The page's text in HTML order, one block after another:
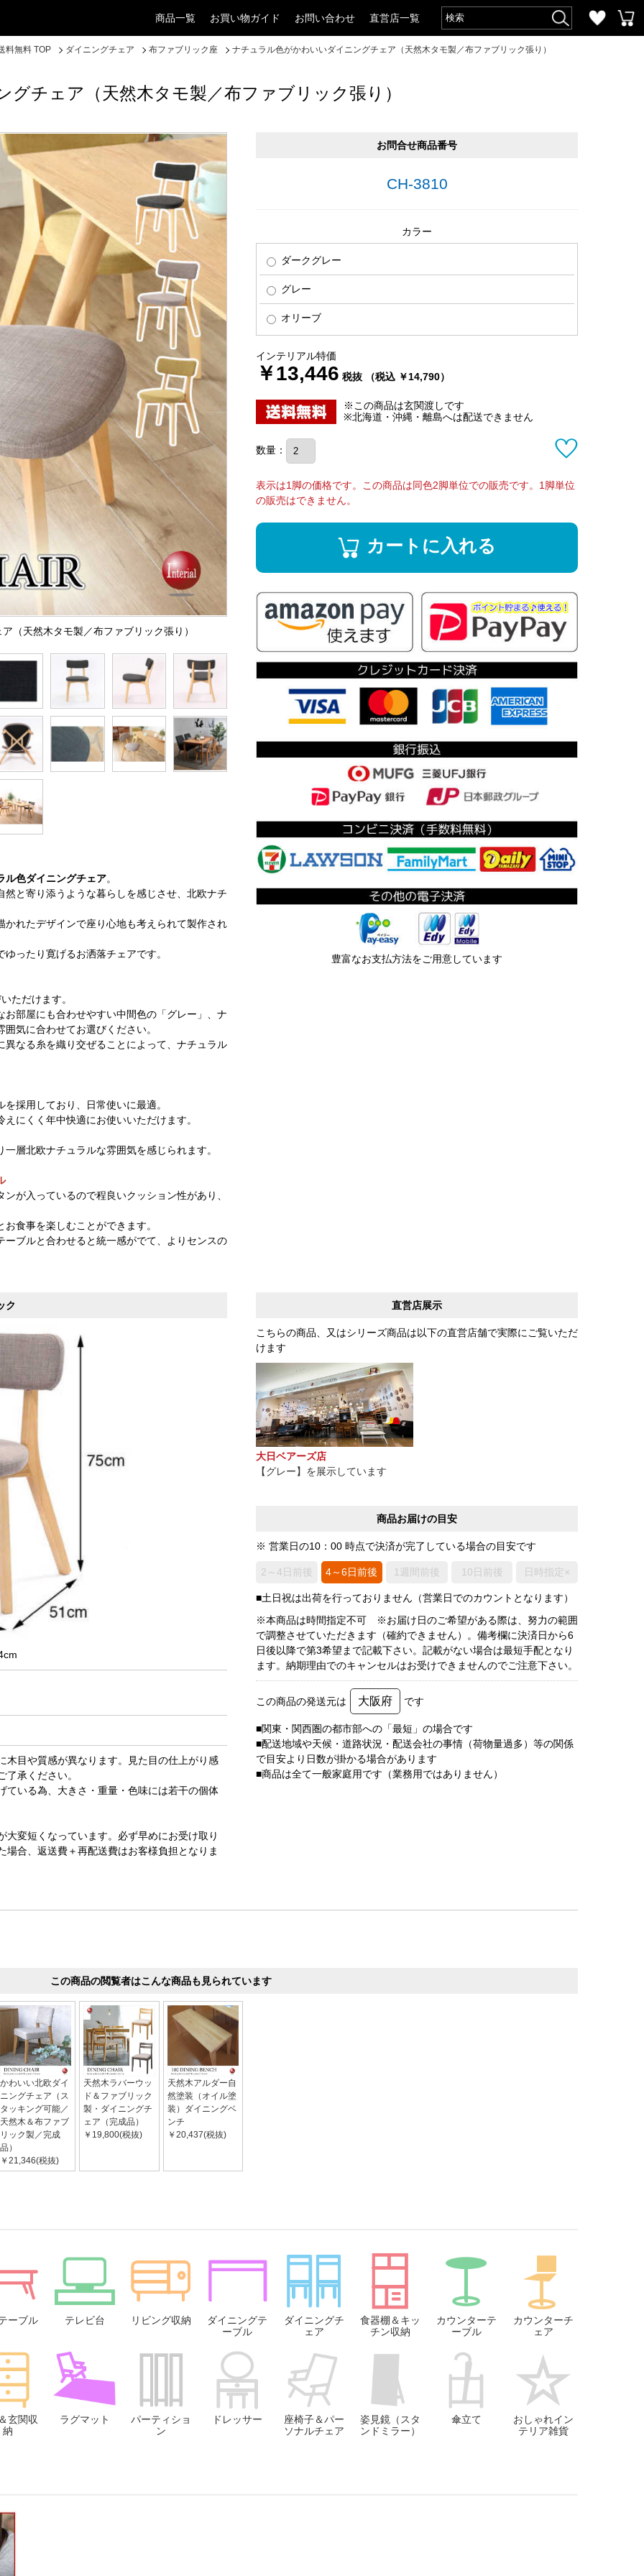
商品一覧 お買い物ガイド お問い合わせ 直営店一覧
料無料 TOP ダイニングチェア 布ファブリック座 ナチュラル色がかわいいダイニングチェア（天然木タモ製／布ファブリック張り）
チェア（天然木タモ製／布ファブリック張り）
（天然木タモ製／布ファブリック張り）
ル色ダイニングチェア。
と寄り添うような暮らしを感じさせ、北欧ナチ
れたデザインで座り心地も考えられて製作され
ったり寛げるお洒落チェアです。
ただけます。
部屋にも合わせやすい中間色の「グレー」、ナ
気に合わせてお選びください。
なる糸を織り交ぜることによって、ナチュラル
採用しており、日常使いに最適。
にくく年中快適にお使いいただけます。
層北欧ナチュラルな雰囲気を感じられます。
ンが入っているので程良いクッション性があり、
食事を楽しむことができます。
ブルと合わせると統一感がでて、よりセンスの
お問合せ商品番号
CH-3810
カラー
ダークグレー
グレー
オリーブ
インテリアル特価
￥13,446 税抜 （税込 ￥14,790）
※この商品は玄関渡しです
※北海道・沖縄・離島へは配送できません
数量：
表示は1脚の価格です。この商品は同色2脚単位での販売です。1脚単位
の販売はできません。
カートに入れる
豊富なお支払方法をご用意しています
直営店展示
こちらの商品、又はシリーズ商品は以下の直営店舗で実際にご覧いただ
けます
大日ベアーズ店
【グレー】を展示しています
商品お届けの目安
※ 営業日の10：00 時点で決済が完了している場合の目安です
2～4日前後 4～6日前後 1週間前後 10日前後 日時指定×
■土日祝は出荷を行っておりません（営業日でのカウントとなります）
※本商品は時間指定不可 ※お届け日のご希望がある際は、努力の範囲
で調整させていただきます（確約できません）。備考欄に決済日から6
日後以降で第3希望まで記載下さい。記載がない場合は最短手配となり
ます。納期理由でのキャンセルはお受けできませんのでご注意下さい。
この商品の発送元は 大阪府 です
■関東・関西圏の都市部への「最短」の場合です
■配送地域や天候・道路状況・配送会社の事情（荷物量過多）等の関係
で目安より日数が掛かる場合があります
■商品は全て一般家庭用です（業務用ではありません）
ク
目や質感が異なります。見た目の仕上がり感
承ください。
いる為、大きさ・重量・色味には若干の個体
変短くなっています。必ず早めにお受け取り
合、返送費＋再配送費はお客様負担となりま
この商品の閲覧者はこんな商品も見られています
かわいい北欧ダイ
ニングチェア（ス
タッキング可能／
天然木＆布ファブ
リック製／完成
品）
￥21,346(税抜)
天然木ラバーウッ
ド＆ファブリック
製・ダイニングチ
ェア（完成品）
￥19,800(税抜)
天然木アルダー自
然塗装（オイル塗
装）ダイニングベ
ンチ
￥20,437(税抜)
ーブル テレビ台 リビング収納
ダイニングテ
ーブル
ダイニングチ
ェア
食器棚＆キッ
チン収納
カウンターテ
ーブル
カウンターチ
ェア
玄関収
納
ラグマット
パーティショ
ン
ドレッサー
座椅子＆パー
ソナルチェア
姿見鏡（スタ
ンドミラー）
傘立て
おしゃれイン
テリア雑貨